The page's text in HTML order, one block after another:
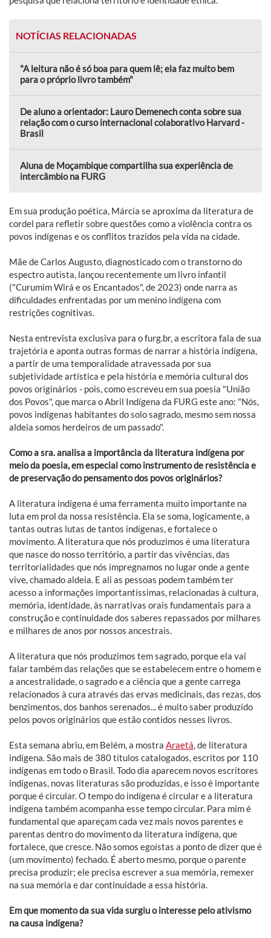
NOTÍCIAS RELACIONADAS
"A leitura não é só boa para quem lê; ela faz muito bem
para o próprio livro também"
De aluno a orientador: Lauro Demenech conta sobre sua
relação com o curso internacional colaborativo Harvard -
Brasil
Aluna de Moçambique compartilha sua experiência de
intercâmbio na FURG
Em sua produção poética, Márcia se aproxima da literatura de
cordel para refletir sobre questões como a violência contra os
povos indígenas e os conflitos trazidos pela vida na cidade.
Mãe de Carlos Augusto, diagnosticado com o transtorno do
espectro autista, lançou recentemente um livro infantil
("Curumim Wirá e os Encantados", de 2023) onde narra as
dificuldades enfrentadas por um menino indígena com
restrições cognitivas.
Nesta entrevista exclusiva para o furg.br, a escritora fala de sua
trajetória e aponta outras formas de narrar a história indígena,
a partir de uma temporalidade atravessada por sua
subjetividade artística e pela história e memória cultural dos
povos originários - pois, como escreveu em sua poesia "União
dos Povos", que marca o Abril Indígena da FURG este ano: "Nós,
povos indígenas habitantes do solo sagrado, mesmo sem nossa
aldeia somos herdeiros de um passado".
Como a sra. analisa a importância da literatura indígena por
meio da poesia, em especial como instrumento de resistência e
de preservação do pensamento dos povos originários?
A literatura indígena é uma ferramenta muito importante na
luta em prol da nossa resistência. Ela se soma, logicamente, a
tantas outras lutas de tantos indígenas, e fortalece o
movimento. A literatura que nós produzimos é uma literatura
que nasce do nosso território, a partir das vivências, das
territorialidades que nós impregnamos no lugar onde a gente
vive, chamado aldeia. E ali as pessoas podem também ter
acesso a informações importantíssimas, relacionadas à cultura,
memória, identidade, às narrativas orais fundamentais para a
construção e continuidade dos saberes repassados por milhares
e milhares de anos por nossos ancestrais.
A literatura que nós produzimos tem sagrado, porque ela vai
falar também das relações que se estabelecem entre o homem e
a ancestralidade, o sagrado e a ciência que a gente carrega
relacionados à cura através das ervas medicinais, das rezas, dos
benzimentos, dos banhos serenados... é muito saber produzido
pelos povos originários que estão contidos nesses livros.
Esta semana abriu, em Belém, a mostra Araetá, de literatura
indígena. São mais de 380 títulos catalogados, escritos por 110
indígenas em todo o Brasil. Todo dia aparecem novos escritores
indígenas, novas literaturas são produzidas, e isso é importante
porque é circular. O tempo do indígena é circular e a literatura
indígena também acompanha esse tempo circular. Para mim é
fundamental que apareçam cada vez mais novos parentes e
parentas dentro do movimento da literatura indígena, que
fortalece, que cresce. Não somos egoístas a ponto de dizer que é
(um movimento) fechado. É aberto mesmo, porque o parente
precisa produzir; ele precisa escrever a sua memória, remexer
na sua memória e dar continuidade a essa história.
Em que momento da sua vida surgiu o interesse pelo ativismo
na causa indígena?